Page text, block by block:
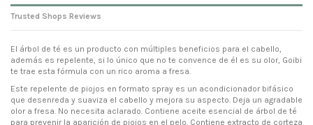
Trusted Shops Reviews
El árbol de té es un producto con múltiples beneficios para el cabello,
además es repelente, si lo único que no te convence de él es su olor, Goibi
te trae esta fórmula con un rico aroma a fresa.
Este repelente de piojos en formato spray es un acondicionador bifásico
que desenreda y suaviza el cabello y mejora su aspecto. Deja un agradable
olor a fresa. No necesita aclarado. Contiene aceite esencial de árbol de té
para prevenir la aparición de piojos en el pelo. Contiene extracto de corteza